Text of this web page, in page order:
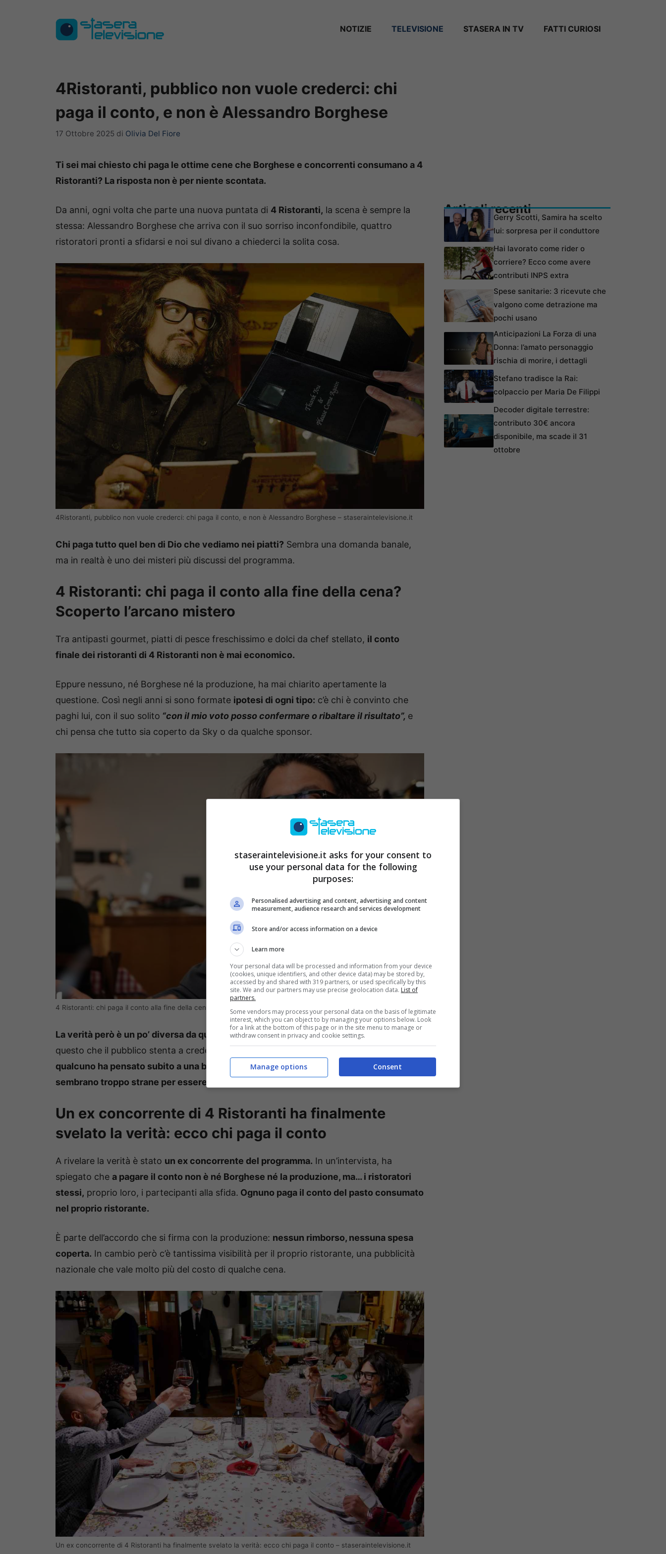
NOTIZIE TELEVISIONE STASERA IN TV FATTI CURIOSI
4Ristoranti, pubblico non vuole crederci: chi
paga il conto, e non è Alessandro Borghese
17 Ottobre 2025 di Olivia Del Fiore
Ti sei mai chiesto chi paga le ottime cene che Borghese e concorrenti consumano a 4
Ristoranti? La risposta non è per niente scontata.
Da anni, ogni volta che parte una nuova puntata di 4 Ristoranti, la scena è sempre la
stessa: Alessandro Borghese che arriva con il suo sorriso inconfondibile, quattro
ristoratori pronti a sfidarsi e noi sul divano a chiederci la solita cosa.
4Ristoranti, pubblico non vuole crederci: chi paga il conto, e non è Alessandro Borghese – staseraintelevisione.it
Chi paga tutto quel ben di Dio che vediamo nei piatti? Sembra una domanda banale,
ma in realtà è uno dei misteri più discussi del programma.
4 Ristoranti: chi paga il conto alla fine della cena?
Scoperto l’arcano mistero
Tra antipasti gourmet, piatti di pesce freschissimo e dolci da chef stellato, il conto
finale dei ristoranti di 4 Ristoranti non è mai economico.
Eppure nessuno, né Borghese né la produzione, ha mai chiarito apertamente la
questione. Così negli anni si sono formate ipotesi di ogni tipo: c’è chi è convinto che
paghi lui, con il suo solito “con il mio voto posso confermare o ribaltare il risultato”, e
chi pensa che tutto sia coperto da Sky o da qualche sponsor.
4 Ristoranti: chi paga il conto alla fine della cena? Scoperto l’arcano mistero – staseraintelevisione.it
La verità però è un po’ diversa da quello che tutti immaginano. Anzi, è proprio per
questo che il pubblico stenta a crederci. Perché quando è trapelato il retroscena,
qualcuno ha pensato subito a una bufala, ma non lo è.È solo una di quelle
cose che
sembrano troppo strane per essere vere.
Un ex concorrente di 4 Ristoranti ha finalmente
svelato la verità: ecco chi paga il conto
A rivelare la verità è stato un ex concorrente del programma. In un’intervista, ha
spiegato che a pagare il conto non è né Borghese né la produzione, ma… i ristoratori
stessi, proprio loro, i partecipanti alla sfida. Ognuno paga il conto del pasto consumato
nel proprio ristorante.
È parte dell’accordo che si firma con la produzione: nessun rimborso, nessuna spesa
coperta. In cambio però c’è tantissima visibilità per il proprio ristorante, una pubblicità
nazionale che vale molto più del costo di qualche cena.
Un ex concorrente di 4 Ristoranti ha finalmente svelato la verità: ecco chi paga il conto – staseraintelevisione.it
Articoli recenti
Gerry Scotti, Samira ha scelto
lui: sorpresa per il conduttore
Hai lavorato come rider o
corriere? Ecco come avere
contributi INPS extra
Spese sanitarie: 3 ricevute che
valgono come detrazione ma
pochi usano
Anticipazioni La Forza di una
Donna: l’amato personaggio
rischia di morire, i dettagli
Stefano tradisce la Rai:
colpaccio per Maria De Filippi
Decoder digitale terrestre:
contributo 30€ ancora
disponibile, ma scade il 31
ottobre
staseraintelevisione.it asks for your consent to
use your personal data for the following
purposes:
Personalised advertising and content, advertising and content
measurement, audience research and services development
Store and/or access information on a device
Learn more
Your personal data will be processed and information from your device
(cookies, unique identifiers, and other device data) may be stored by,
accessed by and shared with 319 partners, or used specifically by this
site. We and our partners may use precise geolocation data. List of
partners.
Some vendors may process your personal data on the basis of legitimate
interest, which you can object to by managing your options below. Look
for a link at the bottom of this page or in the site menu to manage or
withdraw consent in privacy and cookie settings.
Consent
Manage options